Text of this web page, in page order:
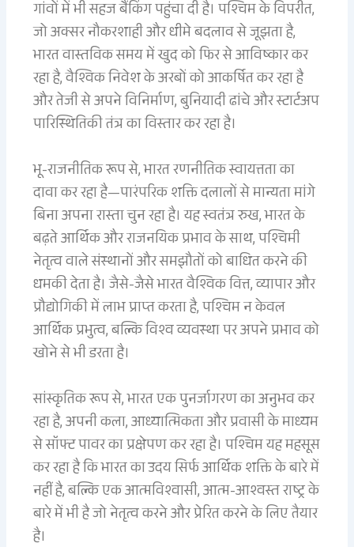
गांवों में भी सहज बैंकिंग पहुंचा दी है। पश्चिम के विपरीत,
जो अक्सर नौकरशाही और धीमे बदलाव से जूझता है,
भारत वास्तविक समय में खुद को फिर से आविष्कार कर
रहा है, वैश्विक निवेश के अरबों को आकर्षित कर रहा है
और तेजी से अपने विनिर्माण, बुनियादी ढांचे और स्टार्टअप
पारिस्थितिकी तंत्र का विस्तार कर रहा है।
भू-राजनीतिक रूप से, भारत रणनीतिक स्वायत्तता का
दावा कर रहा है—पारंपरिक शक्ति दलालों से मान्यता मांगे
बिना अपना रास्ता चुन रहा है। यह स्वतंत्र रुख, भारत के
बढ़ते आर्थिक और राजनयिक प्रभाव के साथ, पश्चिमी
नेतृत्व वाले संस्थानों और समझौतों को बाधित करने की
धमकी देता है। जैसे-जैसे भारत वैश्विक वित्त, व्यापार और
प्रौद्योगिकी में लाभ प्राप्त करता है, पश्चिम न केवल
आर्थिक प्रभुत्व, बल्कि विश्व व्यवस्था पर अपने प्रभाव को
खोने से भी डरता है।
सांस्कृतिक रूप से, भारत एक पुनर्जागरण का अनुभव कर
रहा है, अपनी कला, आध्यात्मिकता और प्रवासी के माध्यम
से सॉफ्ट पावर का प्रक्षेपण कर रहा है। पश्चिम यह महसूस
कर रहा है कि भारत का उदय सिर्फ आर्थिक शक्ति के बारे में
नहीं है, बल्कि एक आत्मविश्वासी, आत्म-आश्वस्त राष्ट्र के
बारे में भी है जो नेतृत्व करने और प्रेरित करने के लिए तैयार
है।